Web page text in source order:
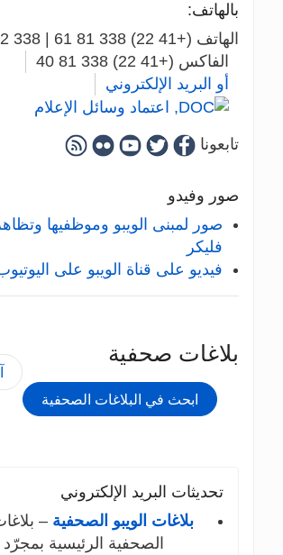
بالهاتف:
الهاتف (+41 22) 338 81 61 | 338 72 24
الفاكس (+41 22) 338 81 40
أو البريد الإلكتروني
تابعونا
صور وفيدو
صور لمبنى الويبو وموظفيها
فليكر
فيديو على قناة الويبو على
بلاغات صحفية
ابحث في البلاغات الصحفية
تحديثات البريد الإلكتروني
بلاغات الويبو الصحفية –
الصحفية الرئيسية